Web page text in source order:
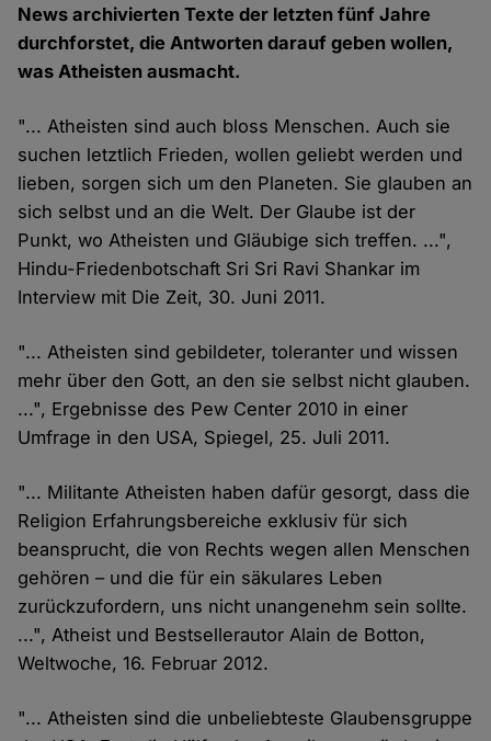
News archivierten Texte der letzten fünf Jahre
durchforstet, die Antworten darauf geben wollen,
was Atheisten ausmacht.
"... Atheisten sind auch bloss Menschen. Auch sie
suchen letztlich Frieden, wollen geliebt werden und
lieben, sorgen sich um den Planeten. Sie glauben an
sich selbst und an die Welt. Der Glaube ist der
Punkt, wo Atheisten und Gläubige sich treffen. ...",
Hindu-Friedenbotschaft Sri Sri Ravi Shankar im
Interview mit Die Zeit, 30. Juni 2011.
"... Atheisten sind gebildeter, toleranter und wissen
mehr über den Gott, an den sie selbst nicht glauben.
...", Ergebnisse des Pew Center 2010 in einer
Umfrage in den USA, Spiegel, 25. Juli 2011.
"... Militante Atheisten haben dafür gesorgt, dass die
Religion Erfahrungsbereiche exklusiv für sich
beansprucht, die von Rechts wegen allen Menschen
gehören – und die für ein säkulares Leben
zurückzufordern, uns nicht unangenehm sein sollte.
...", Atheist und Bestsellerautor Alain de Botton,
Weltwoche, 16. Februar 2012.
"... Atheisten sind die unbeliebteste Glaubensgruppe